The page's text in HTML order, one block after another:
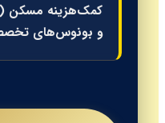
و بونوس‌های